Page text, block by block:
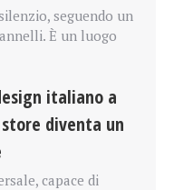
seguendo un
È un luogo
italiano a
diventa un
capace di